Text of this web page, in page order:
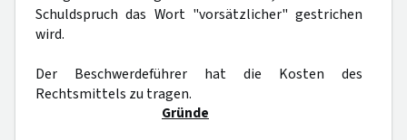
Schuldspruch das Wort "vorsätzlicher" gestrichen
wird.
Der Beschwerdeführer hat die Kosten des
Rechtsmittels zu tragen.
Gründe